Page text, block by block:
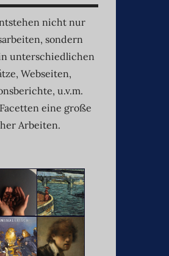
nicht nur
sondern
unterschiedlichen
Webseiten,
u.v.m.
eine große
Arbeiten.